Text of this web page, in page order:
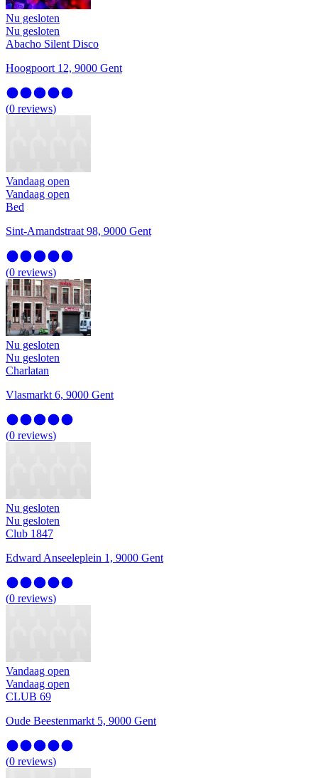
Nu gesloten
Nu gesloten
Abacho Silent Disco
Hoogpoort 12, 9000 Gent
(0 reviews)
Vandaag open
Vandaag open
Bed
Sint-Amandstraat 98, 9000 Gent
(0 reviews)
Nu gesloten
Nu gesloten
Charlatan
Vlasmarkt 6, 9000 Gent
(0 reviews)
Nu gesloten
Nu gesloten
Club 1847
Edward Anseeleplein 1, 9000 Gent
(0 reviews)
Vandaag open
Vandaag open
CLUB 69
Oude Beestenmarkt 5, 9000 Gent
(0 reviews)